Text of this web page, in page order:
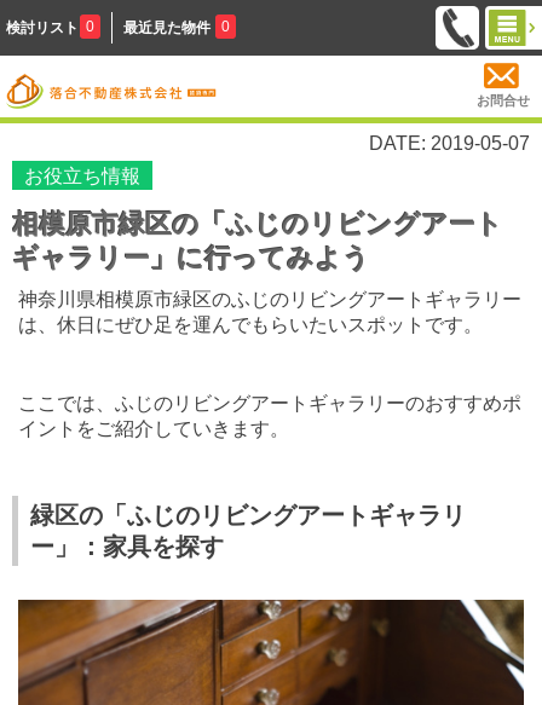
検討リスト 0 最近見た物件 0
お問合せ
DATE: 2019-05-07
お役立ち情報
相模原市緑区の「ふじのリビングアート
ギャラリー」に行ってみよう
神奈川県相模原市緑区のふじのリビングアートギャラリー
は、休日にぜひ足を運んでもらいたいスポットです。
ここでは、ふじのリビングアートギャラリーのおすすめポ
イントをご紹介していきます。
緑区の「ふじのリビングアートギャラリ
ー」：家具を探す